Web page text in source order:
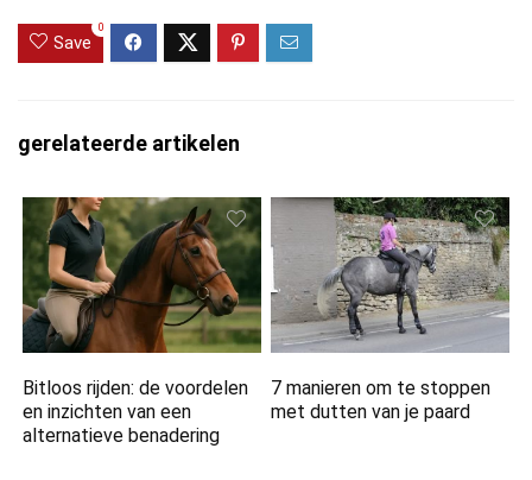
Save
0
gerelateerde artikelen
Bitloos rijden: de voordelen
en inzichten van een
alternatieve benadering
7 manieren om te stoppen
met dutten van je paard